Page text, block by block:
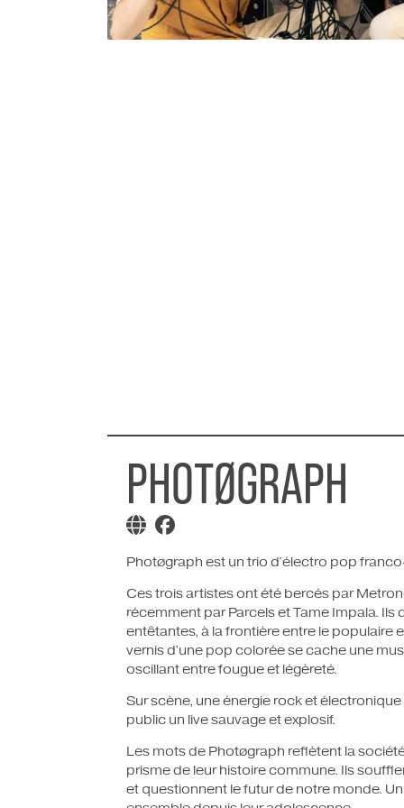
PHOTØGRAPH
Photøgraph est un trio d’électro pop
Ces trois artistes ont été bercés par
récemment par Parcels et Tame Impala. Ils
entêtantes, à la frontière entre le populaire
vernis d’une pop colorée se cache une
oscillant entre fougue et légèreté.
Sur scène, une énergie rock et
public un live sauvage et explosif.
Les mots de Photøgraph reflètent la
prisme de leur histoire commune. Ils
et questionnent le futur de notre monde.
CONTACT